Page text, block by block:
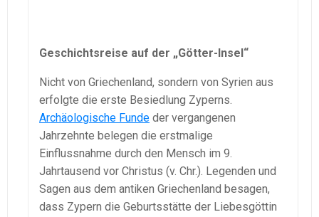
Geschichtsreise auf der „Götter-Insel“
Nicht von Griechenland, sondern von Syrien aus
erfolgte die erste Besiedlung Zyperns.
Archäologische Funde der vergangenen
Jahrzehnte belegen die erstmalige
Einflussnahme durch den Mensch im 9.
Jahrtausend vor Christus (v. Chr.). Legenden und
Sagen aus dem antiken Griechenland besagen,
dass Zypern die Geburtsstätte der Liebesgöttin